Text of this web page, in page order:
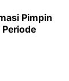
Pimpin